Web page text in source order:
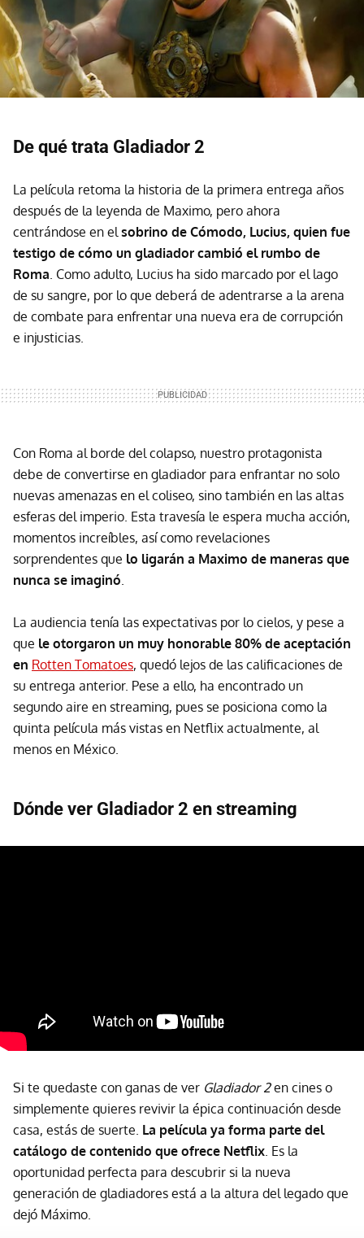
De qué trata Gladiador 2
La película retoma la historia de la primera entrega años
después de la leyenda de Maximo, pero ahora
centrándose en elsobrino de Cómodo, Lucius, quien fue
testigo de cómo un gladiador cambió el rumbo de
Roma. Como adulto, Lucius ha sido marcado por el lago
de su sangre, por lo que deberá de adentrarse a la arena
de combate para enfrentar una nueva era de corrupción
e injusticias.
Con Roma al borde del colapso, nuestro protagonista
debe de convertirse en gladiador para enfrantar no solo
nuevas amenazas en el coliseo, sino también en las altas
esferas del imperio. Esta travesía le espera mucha acción,
momentos increíbles, así como revelaciones
sorprendentes que lo ligarán a Maximo de maneras que
nunca se imaginó.
La audiencia tenía las expectativas por lo cielos, y pese a
que le otorgaron un muy honorable 80% de aceptación
en Rotten Tomatoes, quedó lejos de las calificaciones de
su entrega anterior. Pese a ello, ha encontrado un
segundo aire en streaming, pues se posiciona como la
quinta película más vistas en Netflix actualmente, al
menos en México.
Dónde ver Gladiador 2 en streaming
Si te quedaste con ganas de ver Gladiador 2en cines o
simplemente quieres revivir la épica continuación desde
casa, estás de suerte. La película ya forma parte del
catálogo de contenido que ofrece Netflix. Es la
oportunidad perfecta para descubrir si la nueva
generación de gladiadores está a la altura del legado que
dejó Máximo.